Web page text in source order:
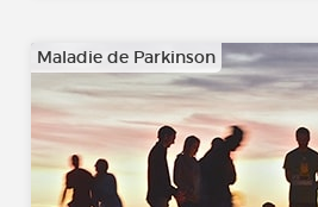
Maladie de Parkinson